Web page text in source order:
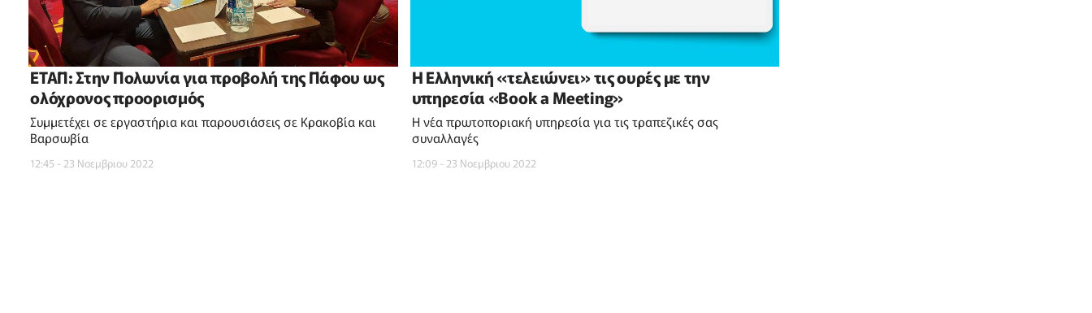
ΕΤΑΠ: Στην Πολωνία για προβολή της Πάφου ως
ολόχρονος προορισμός
Συμμετέχει σε εργαστήρια και παρουσιάσεις σε Κρακοβία και
Βαρσωβία
12:45 - 23 Νοεμβριου 2022
Η Ελληνική «τελειώνει» τις ουρές με την
υπηρεσία «Book a Meeting»
Η νέα πρωτοποριακή υπηρεσία για τις τραπεζικές σας
συναλλαγές
12:09 - 23 Νοεμβριου 2022